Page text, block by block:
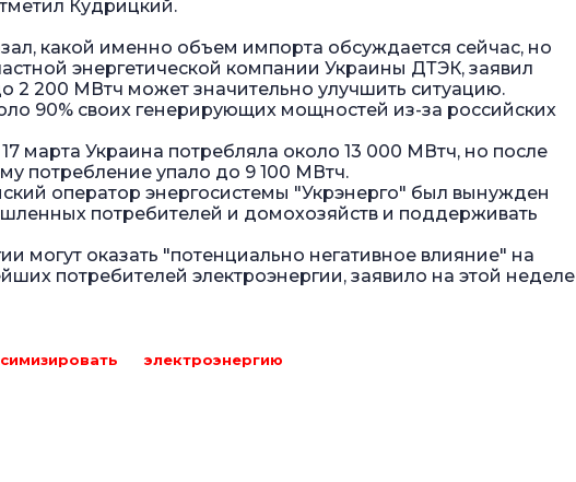
Кудрицкий.
какой именно объем импорта обсуждается сейчас, но
энергетической компании Украины ДТЭК, заявил
2 200 МВтч может значительно улучшить ситуацию.
90% своих генерирующих мощностей из-за российских
марта Украина потребляла около 13 000 МВтч, но после
потребление упало до 9 100 МВтч.
оператор энергосистемы "Укрэнерго" был вынужден
потребителей и домохозяйств и поддерживать
могут оказать "потенциально негативное влияние" на
потребителей электроэнергии, заявило на этой неделе
электроэнергию